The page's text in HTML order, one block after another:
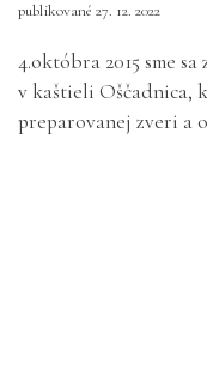
publikované 27. 12. 2022
4.októbra 2015 sme
v kaštieli Oščadnica,
preparovanej zveri a